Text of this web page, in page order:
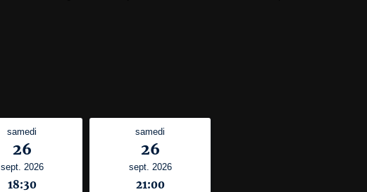
samedi
26
sept. 2026
18:30
samedi
26
sept. 2026
21:00